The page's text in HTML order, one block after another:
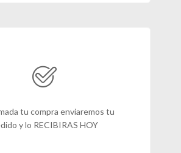
tu compra enviaremos tu
y lo RECIBIRAS HOY